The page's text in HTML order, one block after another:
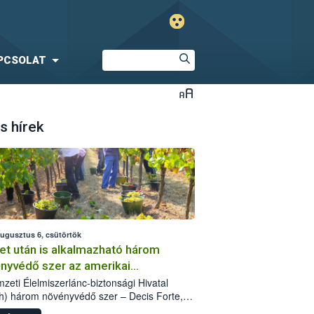
hírek
6, csütörtök
után is alkalmazható három
szer az amerikai
ellen
Élelmiszerlánc-biztonsági Hivatal
három növényvédő szer – Decis Forte,
24 EW, Oroganic – engedélyokiratát